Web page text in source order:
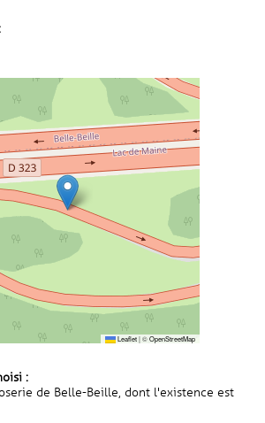
Leaflet|©OpenStreetMap
:
de Belle-Beille, dont l'existence est